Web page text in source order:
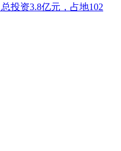
投资3.8亿元，占地102